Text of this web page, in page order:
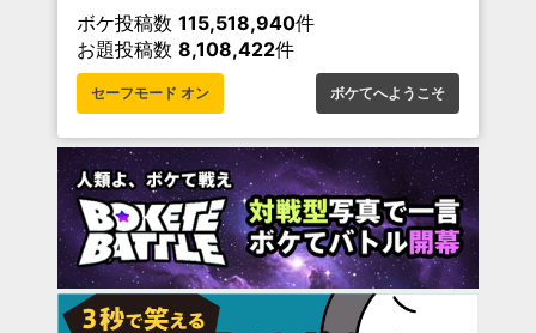
ボケ投稿数 115,518,940件
お題投稿数 8,108,422件
セーフモード オン ボケてへようこそ